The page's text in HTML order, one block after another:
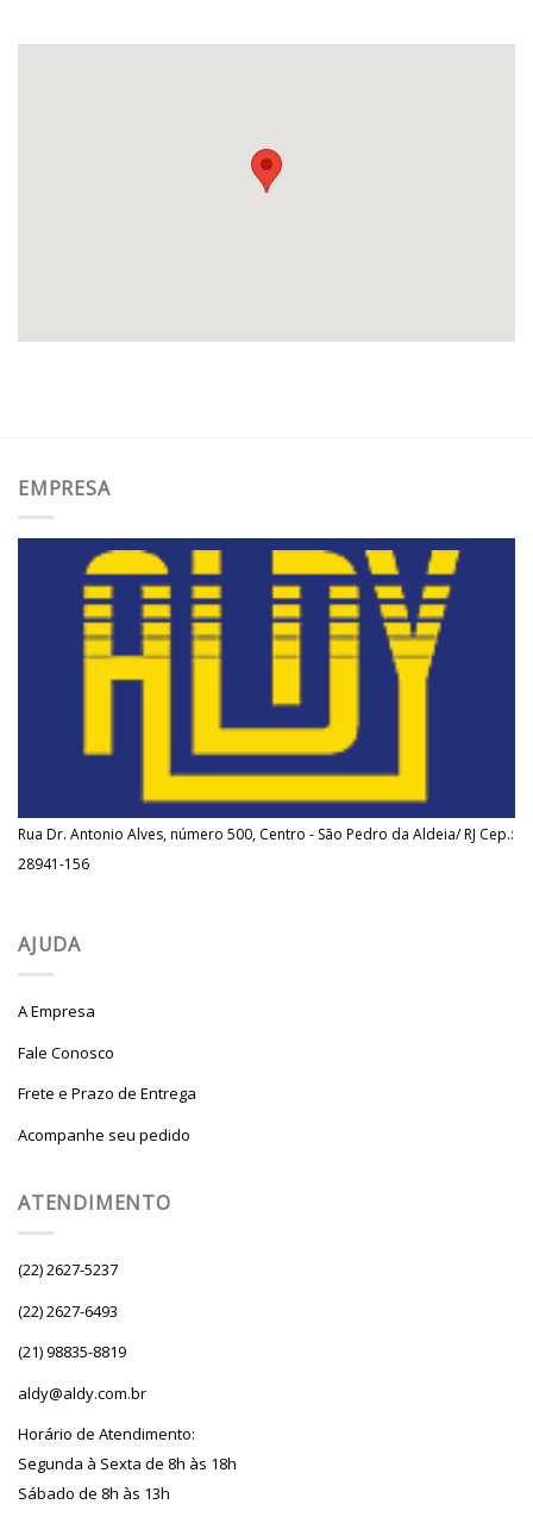
EMPRESA
Rua Dr. Antonio Alves, número 500, Centro - São Pedro da Aldeia/ RJ Cep.:
28941-156
AJUDA
A Empresa
Fale Conosco
Frete e Prazo de Entrega
Acompanhe seu pedido
ATENDIMENTO
(22) 2627-5237
(22) 2627-6493
(21) 98835-8819
aldy@aldy.com.br
Horário de Atendimento:
Segunda à Sexta de 8h às 18h
Sábado de 8h às 13h